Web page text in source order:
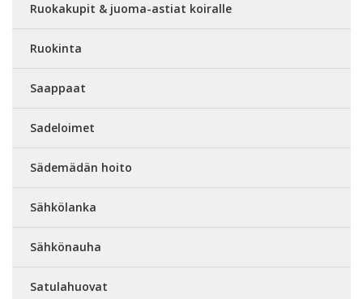
Ruokakupit & juoma-astiat koiralle
Ruokinta
Saappaat
Sadeloimet
Sädemädän hoito
Sähkölanka
Sähkönauha
Satulahuovat